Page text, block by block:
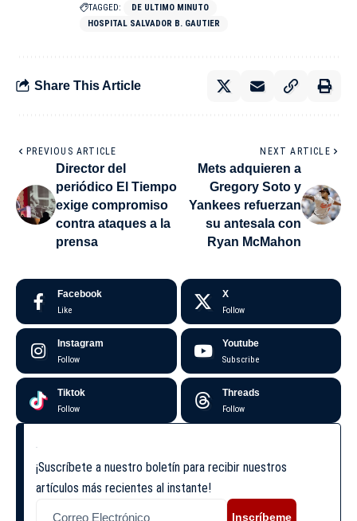
TAGGED:
DE ULTIMO MINUTO
HOSPITAL SALVADOR B. GAUTIER
Share This Article
PREVIOUS ARTICLE
Director del
periódico El Tiempo
exige compromiso
contra ataques a la
prensa
NEXT ARTICLE
Mets adquieren a
Gregory Soto y
Yankees refuerzan
su antesala con
Ryan McMahon
Facebook
Like
X
Follow
Instagram
Follow
Youtube
Subscribe
Tiktok
Follow
Threads
Follow
¡Suscríbete a nuestro boletín para recibir nuestros
artículos más recientes al instante!
Inscríbeme